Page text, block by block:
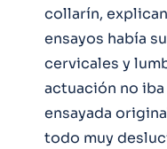
collarín,
ensayos había
cervicales y
actuación no
ensayada
todo muy